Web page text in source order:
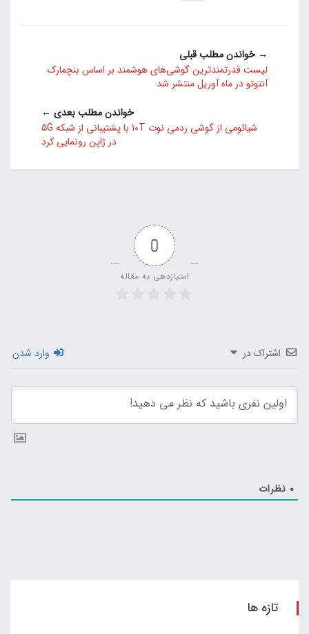
→ خواندن مطلب قبلی
لیست قدرتمندترین گوشی‌های هوشمند بر اساس بنچمارک
آنتوتو در ماه آوریل منتشر شد
خواندن مطلب بعدی ←
شیائومی از گوشی ردمی نوت 10T با پشتیبانی از شبکه 5G
در ژاپن رونمایی کرد
0
امتیازدهی به مقاله
اشتراک در وارد شدن
0 نظرات
تازه ها